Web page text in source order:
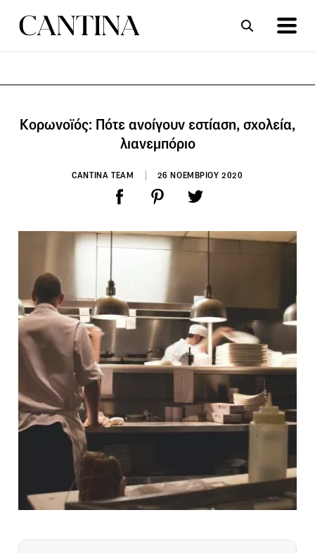
Κορωνοϊός: Πότε ανοίγουν εστίαση, σχολεία,
λιανεμπόριο
CANTINA TEAM 26 ΝΟΕΜΒΡΙΟΥ 2020